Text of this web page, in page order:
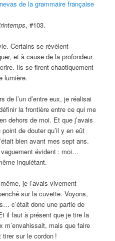
de la grammaire française
, #103.
Certains se révèlent
et à cause de la profondeur
Ils se firent chaotiquement
lumière.
de l’un d’entre eux, je réalisai
la frontière entre ce qui me
dehors de moi. Et que j’avais
de douter qu’il y en eût
bien avant mes sept ans.
évident : moi…
inquiétant.
je l’avais vivement
sur la cuvette. Voyons,
c’était donc une partie de
il faut à présent que je tire la
m’envahissait, mais que faire
tirer sur le cordon !